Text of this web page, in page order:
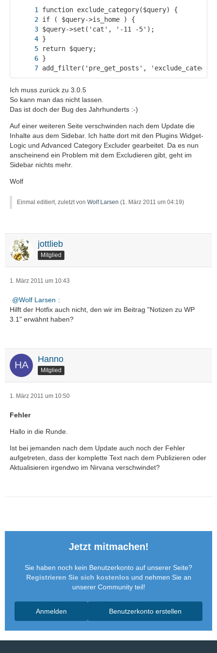
add_filter('pre_get_posts',
Ich muss zurück zu 3.0.5
So kann man das nicht lassen.
Das ist doch der Bug des Jahrhunderts :-)
Auf einer weiteren Seite verschwinden nach dem Update die
Inhalte aus dem Sidebar. Ich hatte dort mit den Plugins Widget-
Logic und Advanced Category Excluder gearbeitet. Da es nun
anscheinend ein Problem mit dem Excludieren gibt, geht im
Sidebar nichts mehr.
Wolf
Einmal editiert, zuletzt von Wolf Larsen (1. März 2011 um 04:19)
jottlieb
Mitglied
1. März 2011 um 10:43
Wolf Larsen :
Hilft der Hotfix auch nicht, den wir im Beitrag "Notizen zu WP
3.1" erwähnt haben?
Hanno
Mitglied
1. März 2011 um 10:50
Fehler
Hallo in die Runde.
Ist bei jemanden nach dem Update auch noch der Fehler
aufgetreten, dass der komplette Text nach dem Publizieren oder
Aktualisieren irgendwo im Nirvana verschwindet?
Jetzt mitmachen!
Sie haben noch kein Benutzerkonto auf unserer Seite?
Registrieren Sie sich kostenlos und nehmen Sie an
unserer Community teil!
Benutzerkonto erstellen
Anmelden